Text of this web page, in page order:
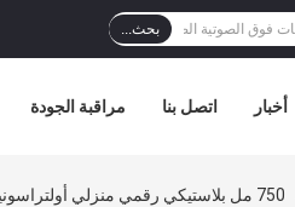
بحث...
مراقبة الجودة اتصل بنا أخبار
750 مل بلاستيكي رقمي منزلي أولتراسونيك منظف ل كاذب أسنان نظيف